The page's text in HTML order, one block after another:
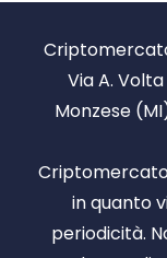
Via A.
Monzese
in quanto
periodicità.